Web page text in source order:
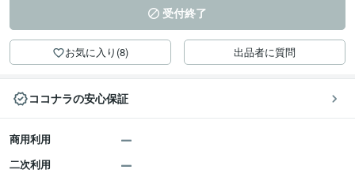
受付終了
お気に入り(8) 出品者に質問
ココナラの安心保証
商用利用
二次利用